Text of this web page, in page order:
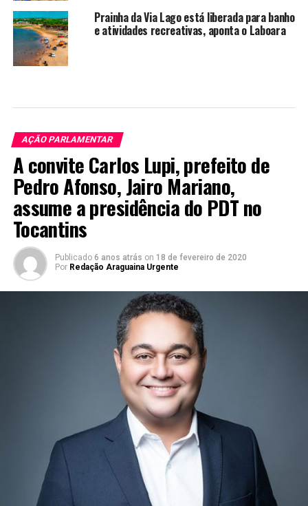
Prainha da Via Lago está liberada para banho
e atividades recreativas, aponta o Laboara
AÇÃO PARLAMENTAR
A convite Carlos Lupi, prefeito de
Pedro Afonso, Jairo Mariano,
assume a presidência do PDT no
Tocantins
Publicado 6 anos atrás on 18 de fevereiro de 2020
Por Redação Araguaina Urgente